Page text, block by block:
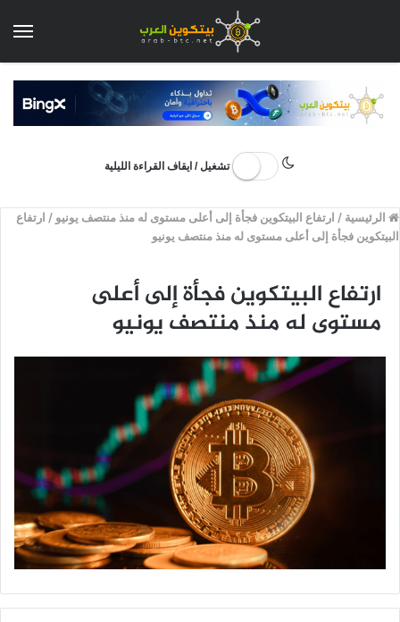
تشغيل / ايقاف القراءة الليلية
الرئيسية / ارتفاع البيتكوين فجأة إلى أعلى مستوى له منذ منتصف يونيو / ارتفاع
البيتكوين فجأة إلى أعلى مستوى له منذ منتصف يونيو
ارتفاع البيتكوين فجأة إلى أعلى
مستوى له منذ منتصف يونيو